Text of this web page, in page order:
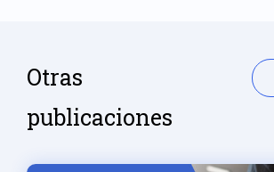
Otras
publicaciones